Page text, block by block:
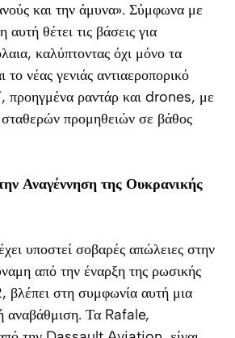
και την άμυνα». Σύμφωνα με
θέτει τις βάσεις για
καλύπτοντας όχι μόνο τα
το νέας γενιάς αντιαεροπορικό
ραντάρ και drones, με
προμηθειών σε βάθος
Αναγέννηση της Ουκρανικής
υποστεί σοβαρές απώλειες στην
από την έναρξη της ρωσικής
βλέπει στη συμφωνία αυτή μια
αναβάθμιση. Τα Rafale,